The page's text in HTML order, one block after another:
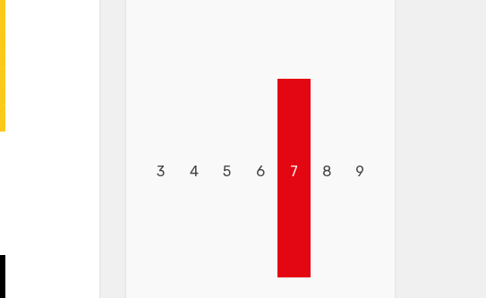
3 4 5 6 7 8 9